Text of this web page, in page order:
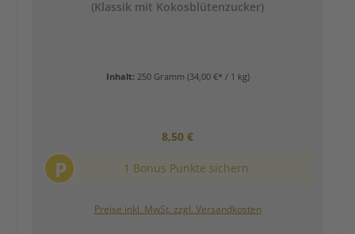
(Klassik mit Kokosblütenzucker)
Inhalt: 250 Gramm (34,00 €* / 1 kg)
Regulärer Preis:
8,50 €
P 1 Bonus Punkte sichern
Preise inkl. MwSt. zzgl. Versandkosten